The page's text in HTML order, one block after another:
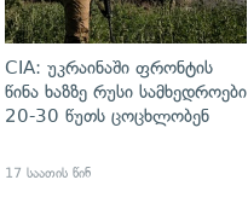
CIA: უკრაინაში ფრონტის
წინა ხაზზე რუსი სამხედროები
20-30 წუთს ცოცხლობენ
17 საათის წინ